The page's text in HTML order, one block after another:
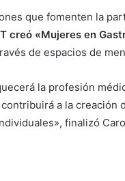
que fomenten la
creó «Mujeres en
de espacios de
la profesión
a la creación
finalizó